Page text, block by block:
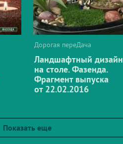
Дорогая переДача
Ландшафтный дизайн
на столе. Фазенда.
Фрагмент выпуска
от 22.02.2016
Показать еще